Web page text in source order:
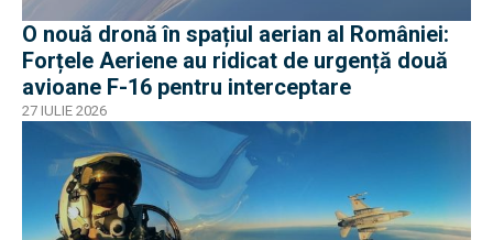
O nouă dronă în spațiul aerian al României:
Forțele Aeriene au ridicat de urgență două
avioane F-16 pentru interceptare
27 IULIE 2026